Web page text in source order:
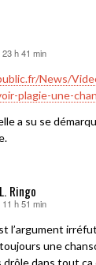
h 41 min
News/
plagie-une-
a su se
Ringo
h 51 min
l’argument
une